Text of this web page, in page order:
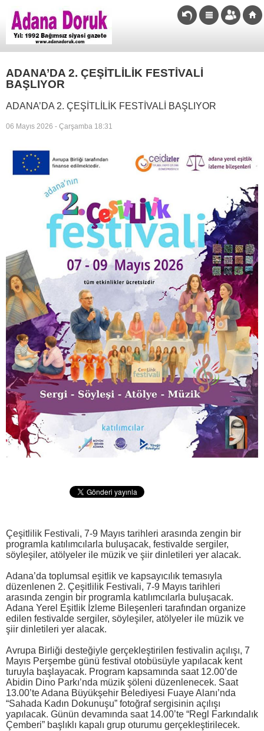
ADANA’DA 2. ÇEŞİTLİLİK FESTİVALİ
BAŞLIYOR
ADANA’DA 2. ÇEŞİTLİLİK FESTİVALİ BAŞLIYOR
06 Mayıs 2026 - Çarşamba 18:31
Çeşitlilik Festivali, 7-9 Mayıs tarihleri arasında zengin bir
programla katılımcılarla buluşacak, festivalde sergiler,
söyleşiler, atölyeler ile müzik ve şiir dinletileri yer alacak.
Adana’da toplumsal eşitlik ve kapsayıcılık temasıyla
düzenlenen 2. Çeşitlilik Festivali, 7-9 Mayıs tarihleri
arasında zengin bir programla katılımcılarla buluşacak.
Adana Yerel Eşitlik İzleme Bileşenleri tarafından organize
edilen festivalde sergiler, söyleşiler, atölyeler ile müzik ve
şiir dinletileri yer alacak.
Avrupa Birliği desteğiyle gerçekleştirilen festivalin açılışı, 7
Mayıs Perşembe günü festival otobüsüyle yapılacak kent
turuyla başlayacak. Program kapsamında saat 12.00’de
Abidin Dino Parkı’nda müzik şöleni düzenlenecek. Saat
13.00’te Adana Büyükşehir Belediyesi Fuaye Alanı’nda
“Sahada Kadın Dokunuşu” fotoğraf sergisinin açılışı
yapılacak. Günün devamında saat 14.00’te “Regl Farkındalık
Çemberi” başlıklı kapalı grup oturumu gerçekleştirilecek.